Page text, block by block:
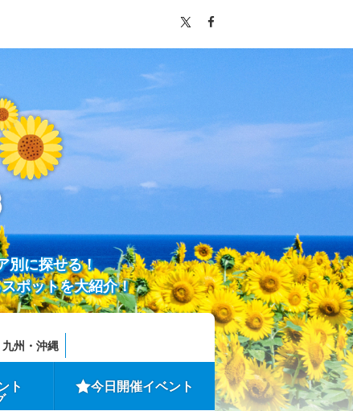
別に探せる！
ポットを大紹介！
九州・沖縄
ト 今日開催イベント